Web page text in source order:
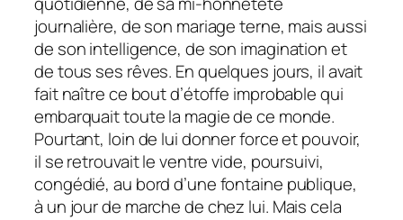
journalière, de son mariage terne, mais aussi
de son intelligence, de son imagination et
de tous ses rêves. En quelques jours, il avait
fait naître ce bout d’étoffe improbable qui
embarquait toute la magie de ce monde.
Pourtant, loin de lui donner force et pouvoir,
il se retrouvait le ventre vide, poursuivi,
congédié, au bord d’une fontaine publique,
à un jour de marche de chez lui. Mais cela